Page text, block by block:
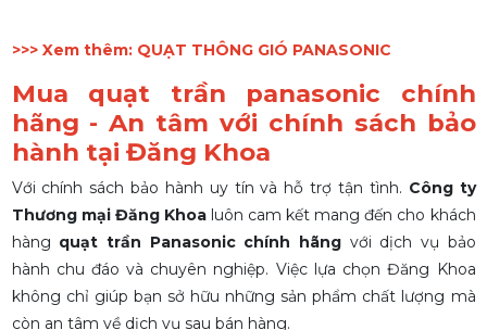
>>> Xem thêm: QUẠT THÔNG GIÓ PANASONIC
Mua quạt trần panasonic chính
hãng - An tâm với chính sách bảo
hành tại Đăng Khoa
Với chính sách bảo hành uy tín và hỗ trợ tận tình. Công ty
Thương mại Đăng Khoaluôn cam kết mang đến cho khách
hàng quạt trần Panasonic chính hãngvới dịch vụ bảo
hành chu đáo và chuyên nghiệp. Việc lựa chọn Đăng Khoa
không chỉ giúp bạn sở hữu những sản phẩm chất lượng mà
còn an tâm về dịch vụ sau bán hàng.